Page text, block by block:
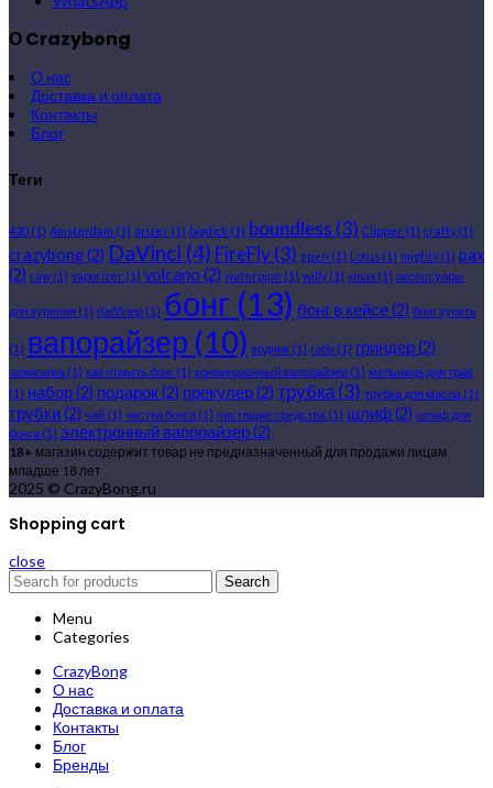
О Crazybong
О нас
Доставка и оплата
Контакты
Блог
Теги
420 (1) Amsterdam (1) arizer (1) bigdick (1) boundless (3) Clipper (1) crafty(1)
crazybong(2) DaVinci (4) FireFly(3) gpen (1) Lotus (1) mighty(1) pax
(2) raw (1) vaporizer (1) volcano (2) waterpipe (1) willy(1) xmax (1) аксессуары
для курения (1) бабблер (1) бонг (13) бонг в кейсе(2) бонг купить
(1) вапорайзер (10) водник (1) габа (1) гриндер(2)
зажигалка (1) как отмыть бонг (1) конвекционный вапорайзер (1) мельница для трав
(1) набор(2) подарок(2) прекулер(2) трубка(3) трубка для масла (1)
трубки(2) чай (1) чистка бонга (1) чистящие средства (1) шлиф(2) шлиф для
бонга (1) электронный вапорайзер(2)
18+ магазин содержит товар не предназначенный для продажи лицам
младше 18 лет
2025 © CrazyBong.ru
Shopping cart
close
Search
Menu
Categories
CrazyBong
О нас
Доставка и оплата
Контакты
Блог
Бренды